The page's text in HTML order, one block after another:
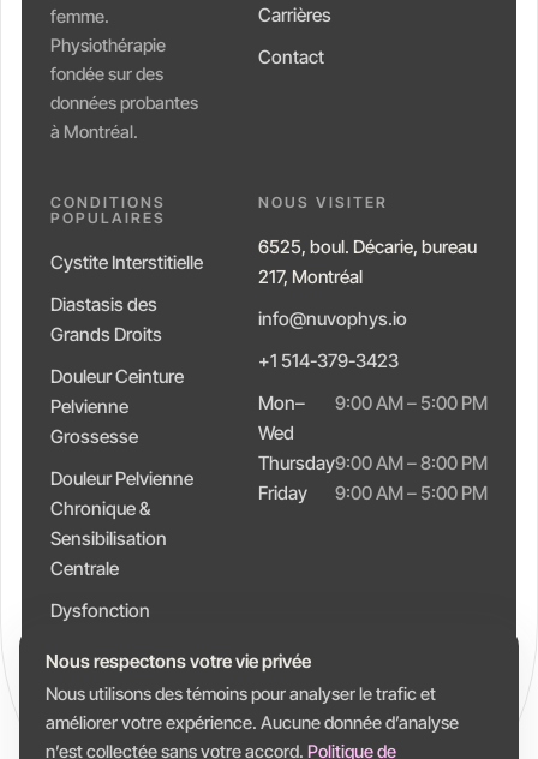
femme.
Physiothérapie
fondée sur des
données probantes
à Montréal.
Carrières
Contact
CONDITIONS
POPULAIRES
Cystite Interstitielle
Diastasis des
Grands Droits
Douleur Ceinture
Pelvienne
Grossesse
Douleur Pelvienne
Chronique &
Sensibilisation
Centrale
Dysfonction
Constipation
NOUS VISITER
6525, boul. Décarie, bureau
217, Montréal
info@nuvophys.io
+1 514-379-3423
Mon–
Wed
9:00 AM – 5:00 PM
Thursday9:00 AM – 8:00 PM
Friday
9:00 AM – 5:00 PM
Nous respectons votre vie privée
Nous utilisons des témoins pour analyser le trafic et
améliorer votre expérience. Aucune donnée d’analyse
n’est collectée sans votre accord. Politique de